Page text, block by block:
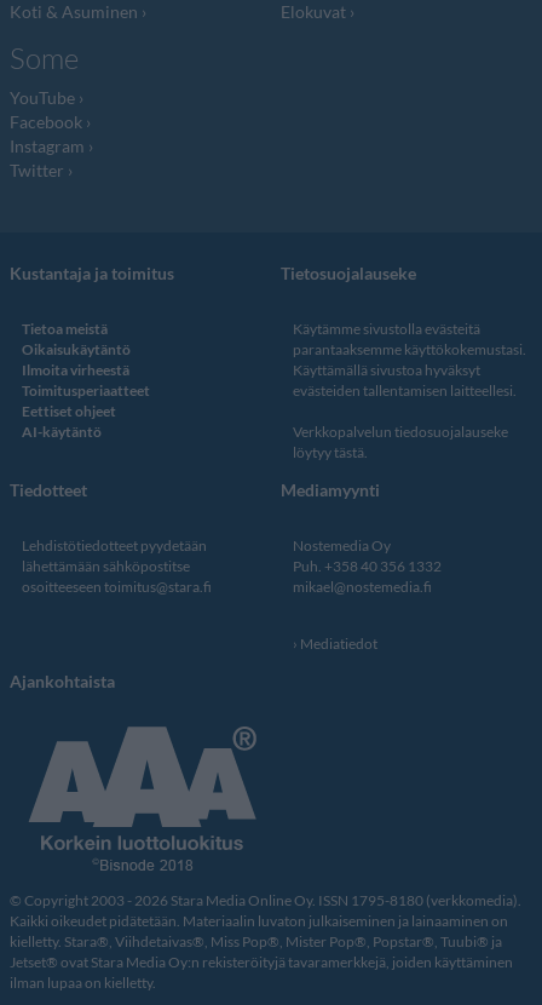
Koti & Asuminen
Elokuvat
Some
YouTube
Facebook
Instagram
Twitter
Kustantaja ja toimitus
Tietoa meistä
Oikaisukäytäntö
Ilmoita virheestä
Toimitusperiaatteet
Eettiset ohjeet
AI-käytäntö
Tietosuojalauseke
Käytämme sivustolla evästeitä
parantaaksemme käyttökokemustasi.
Käyttämällä sivustoa hyväksyt
evästeiden tallentamisen laitteellesi.
Verkkopalvelun tiedosuojalauseke
löytyy tästä.
Tiedotteet
Lehdistötiedotteet pyydetään
lähettämään sähköpostitse
osoitteeseen toimitus@stara.fi
Mediamyynti
Nostemedia Oy
Puh. +358 40 356 1332
mikael@nostemedia.fi
Mediatiedot
Ajankohtaista
© Copyright 2003 - 2026 Stara Media Online Oy. ISSN 1795-8180 (verkkomedia).
Kaikki oikeudet pidätetään. Materiaalin luvaton julkaiseminen ja lainaaminen on
kielletty. Stara®, Viihdetaivas®, Miss Pop®, Mister Pop®, Popstar®, Tuubi® ja
Jetset® ovat Stara Media Oy:n rekisteröityjä tavaramerkkejä, joiden käyttäminen
ilman lupaa on kielletty.